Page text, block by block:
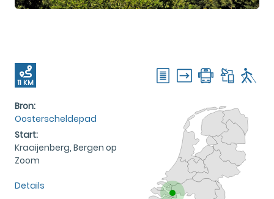
11 KM
Bron:
Oosterscheldepad
Start:
Kraaijenberg, Bergen op
Zoom
Details